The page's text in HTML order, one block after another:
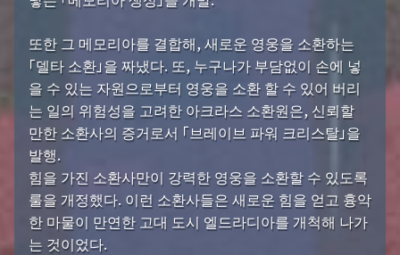
또한 그 메모리아를 결합해, 새로운 영웅을 소환하는
「델타 소환」을 짜냈다. 또, 누구나가 부담없이 손에 넣
을 수 있는 자원으로부터 영웅을 소환 할 수 있어 버리
는 일의 위험성을 고려한 아크라스 소환원은, 신뢰할
만한 소환사의 증거로서 「브레이브 파워 크리스탈」을
발행.
힘을 가진 소환사만이 강력한 영웅을 소환할 수 있도록
룰을 개정했다. 이런 소환사들은 새로운 힘을 얻고 흉악
한 마물이 만연한 고대 도시 엘드라디아를 개척해 나가
는 것이었다.